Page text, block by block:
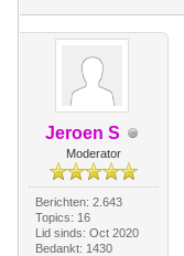
Jeroen S
Moderator
Berichten: 2.643
Topics: 16
Lid sinds: Oct 2020
Bedankt: 1430